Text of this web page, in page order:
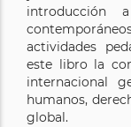
introducción
actividades
este libro la
internacional
humanos,
global.